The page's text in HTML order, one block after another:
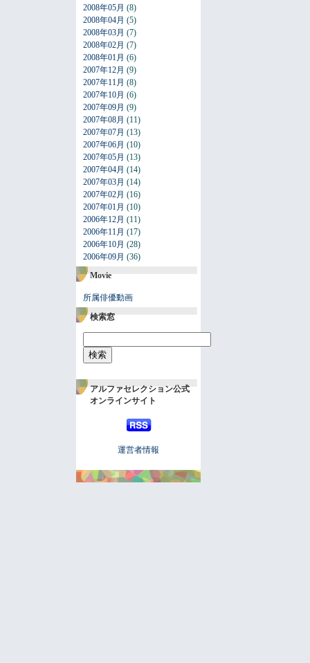
2008年05月 (8)
2008年04月 (5)
2008年03月 (7)
2008年02月 (7)
2008年01月 (6)
2007年12月 (9)
2007年11月 (8)
2007年10月 (6)
2007年09月 (9)
2007年08月 (11)
2007年07月 (13)
2007年06月 (10)
2007年05月 (13)
2007年04月 (14)
2007年03月 (14)
2007年02月 (16)
2007年01月 (10)
2006年12月 (11)
2006年11月 (17)
2006年10月 (28)
2006年09月 (36)
Movie
所属俳優動画
検索窓
アルファセレクション公式
オンラインサイト
運営者情報